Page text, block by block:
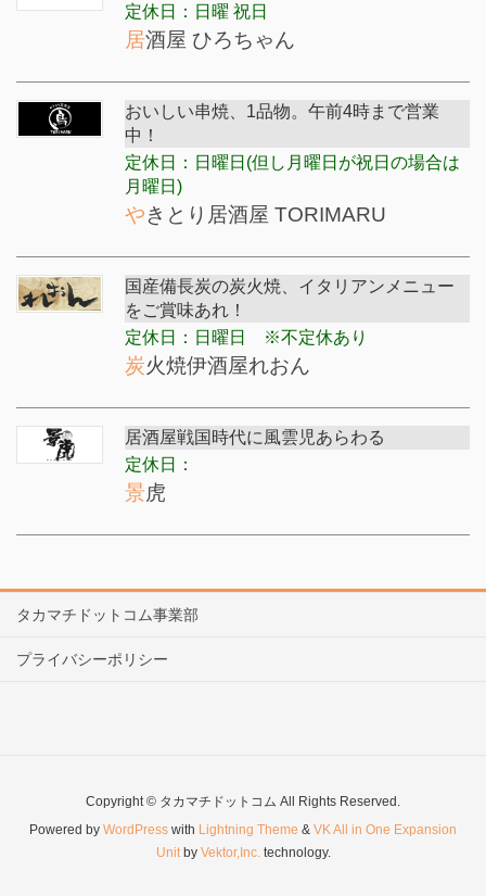
定休日：日曜 祝日
居酒屋 ひろちゃん
おいしい串焼、1品物。午前4時まで営業
中！
定休日：日曜日(但し月曜日が祝日の場合は
月曜日)
やきとり居酒屋 TORIMARU
国産備長炭の炭火焼、イタリアンメニュー
をご賞味あれ！
定休日：日曜日 ※不定休あり
炭火焼伊酒屋れおん
居酒屋戦国時代に風雲児あらわる
定休日：
景虎
タカマチドットコム事業部
プライバシーポリシー
Copyright © タカマチドットコム All Rights Reserved.
Powered by WordPress with Lightning Theme & VK All in One Expansion
Unitby Vektor,Inc. technology.